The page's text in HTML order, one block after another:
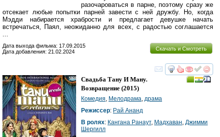
разочароваться в парне, поэтому сразу же
отсекает любые попытки парней завести с ней дружбу. Но, когда
Мэдди набирается храбрости и предлагает девушке начать
встречаться, Паял, неожиданно для всех, с радостью соглашается
Скачать и Смотреть
Дата выхода фильма: 17.09.2015
Дата добавления: 21.02.2024
смотреть
Свадьба Тану И Ману.
Возвращение (2015)
Комедия, Мелодрама, драма
Режиссер: Рай Ананд
В ролях: Кангана Ранаут, Мадхаван, Джимми
Шергилл